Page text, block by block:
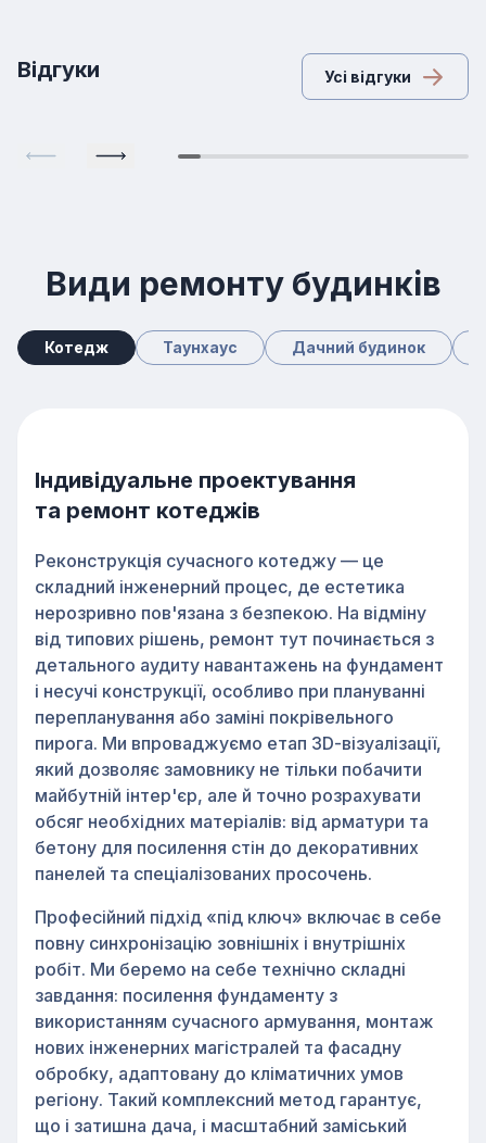
Відгуки Усі відгуки
Види ремонту будинків
Котедж Таунхаус Дачний будинок
Індивідуальне проектування
та ремонт котеджів
Реконструкція сучасного котеджу — це
складний інженерний процес, де естетика
нерозривно пов'язана з безпекою. На відміну
від типових рішень, ремонт тут починається з
детального аудиту навантажень на фундамент
і несучі конструкції, особливо при плануванні
перепланування або заміні покрівельного
пирога. Ми впроваджуємо етап 3D-візуалізації,
який дозволяє замовнику не тільки побачити
майбутній інтер'єр, але й точно розрахувати
обсяг необхідних матеріалів: від арматури та
бетону для посилення стін до декоративних
панелей та спеціалізованих просочень.
Професійний підхід «під ключ» включає в себе
повну синхронізацію зовнішніх і внутрішніх
робіт. Ми беремо на себе технічно складні
завдання: посилення фундаменту з
використанням сучасного армування, монтаж
нових інженерних магістралей та фасадну
обробку, адаптовану до кліматичних умов
регіону. Такий комплексний метод гарантує,
що і затишна дача, і масштабний заміський